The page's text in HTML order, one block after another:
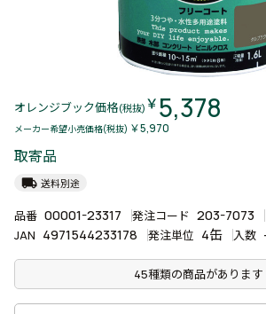
オレンジブック価格(税抜) ￥5,378
メーカー希望小売価格(税抜) ￥5,970
取寄品
local_shipping 送料別途
品番 00001-23317 発注コード 203-7073
JAN 4971544233178 発注単位 4缶 入数
45種類の商品があります